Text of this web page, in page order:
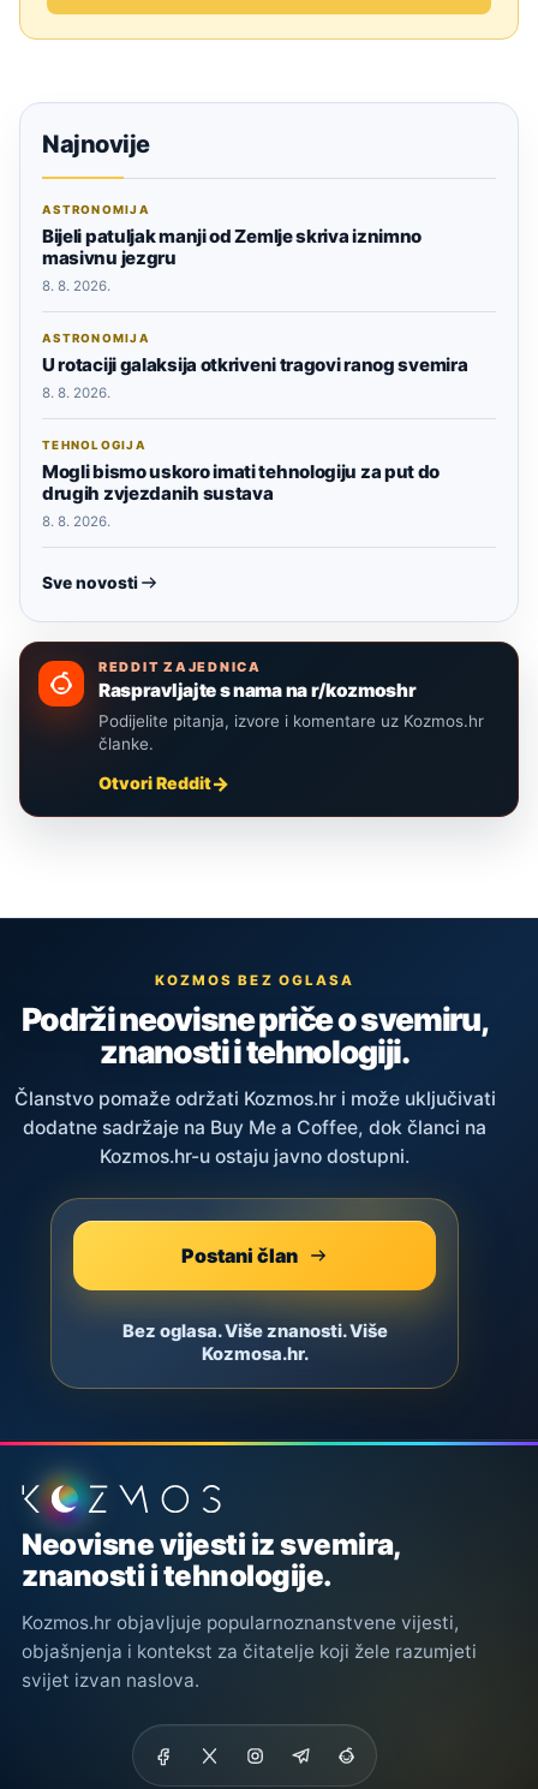
Najnovije
ASTRONOMIJA
Bijeli patuljak manji od Zemlje skriva iznimno
masivnu jezgru
8. 8. 2026.
ASTRONOMIJA
U rotaciji galaksija otkriveni tragovi ranog svemira
8. 8. 2026.
TEHNOLOGIJA
Mogli bismo uskoro imati tehnologiju za put do
drugih zvjezdanih sustava
8. 8. 2026.
Sve novosti
REDDIT ZAJEDNICA
Raspravljajte s nama na r/kozmoshr
Podijelite pitanja, izvore i komentare uz Kozmos.hr
članke.
Otvori Reddit
KOZMOS BEZ OGLASA
Podrži neovisne priče o svemiru,
znanosti i tehnologiji.
Članstvo pomaže održati Kozmos.hr i može uključivati
dodatne sadržaje na Buy Me a Coffee, dok članci na
Kozmos.hr-u ostaju javno dostupni.
Postani član
Bez oglasa. Više znanosti. Više
Kozmosa.hr.
Podnožje stranice
Neovisne vijesti iz svemira,
znanosti i tehnologije.
Kozmos.hr objavljuje popularnoznanstvene vijesti,
objašnjenja i kontekst za čitatelje koji žele razumjeti
svijet izvan naslova.